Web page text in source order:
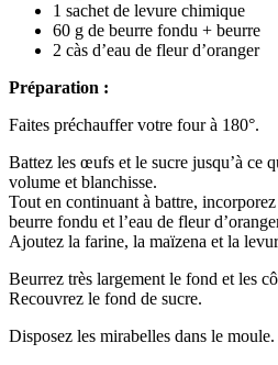
1 sachet de levure chimique
60 g de beurre fondu + beurre
2 càs d’eau de fleur d’oranger
Préparation :
Faites préchauffer votre four à 180°.
Battez les œufs et le sucre jusqu’à ce
volume et blanchisse.
Tout en continuant à battre,
beurre fondu et l’eau de fleur
Ajoutez la farine, la maïzena et la
Beurrez très largement le fond et les
Recouvrez le fond de sucre.
Disposez les mirabelles dans le